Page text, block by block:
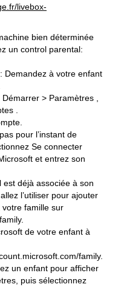
livebox-
bien déterminée
un control parental:
Demandez à votre enfant
> Paramètres ,
.
pour l’instant de
Se connecter
et entrez son
déjà associée à son
l’utiliser pour ajouter
famille sur
de votre enfant à
family.
un enfant pour afficher
puis sélectionnez